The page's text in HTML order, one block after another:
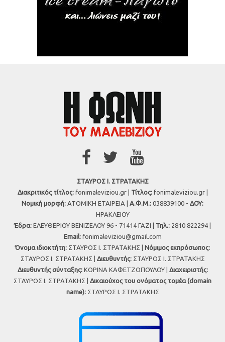
ΣΤΑΥΡΟΣ Ι. ΣΤΡΑΤΑΚΗΣ
Διακριτικός τίτλος:fonimaleviziou.gr | Τίτλος:fonimaleviziou.gr |
Νομική μορφή: ΑΤΟΜΙΚΗ ΕΤΑΙΡΕΙΑ | Α.Φ.Μ.: 038839100 - ΔΟΥ:
ΗΡΑΚΛΕΙΟΥ
Έδρα: ΕΛΕΥΘΕΡΙΟΥ ΒΕΝΙΖΕΛΟΥ 96 - 71414 ΓΑΖΙ | Τηλ.: 2810 822294 |
Εmail: fonimaleviziou@gmail.com
Όνομα ιδιοκτήτη: ΣΤΑΥΡΟΣ Ι. ΣΤΡΑΤΑΚΗΣ | Νόμιμος εκπρόσωπος:
ΣΤΑΥΡΟΣ Ι. ΣΤΡΑΤΑΚΗΣ | Διευθυντής:ΣΤΑΥΡΟΣ Ι. ΣΤΡΑΤΑΚΗΣ
Διευθυντής σύνταξης:ΚΟΡΙΝΑ ΚΑΦΕΤΖΟΠΟΥΛΟΥ | Διαχειριστής:
ΣΤΑΥΡΟΣ Ι. ΣΤΡΑΤΑΚΗΣ | Δικαιούχος του ονόματος τομέα (domain
name):ΣΤΑΥΡΟΣ Ι. ΣΤΡΑΤΑΚΗΣ